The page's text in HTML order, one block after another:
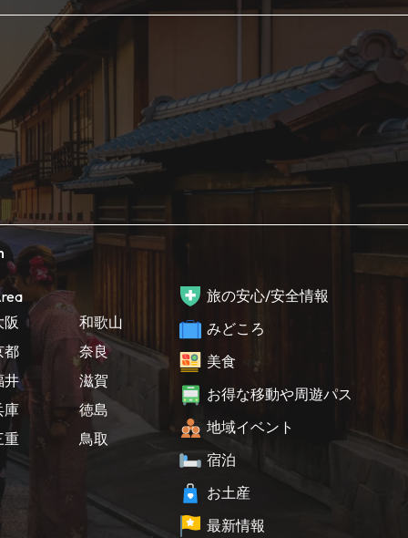
阪
都
井
庫
重
和歌山
奈良
滋賀
徳島
鳥取
旅の安心/安全情報
みどころ
美食
お得な移動や周遊パス
地域イベント
宿泊
お土産
最新情報